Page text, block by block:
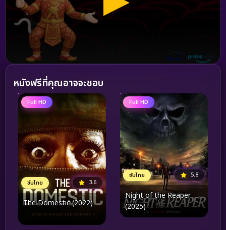
หนังฟรีที่คุณอาจจะชอบ
Full HD
ซับไทย 3.6
The Domestic (2022)
Full HD
ซับไทย 5.8
Night of the Reaper
(2025)